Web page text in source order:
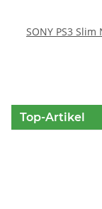
SONY PS3
Top-Artikel